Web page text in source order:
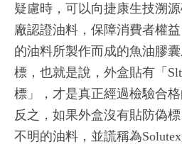
疑慮時，可以向捷康生技溯
廠認證油料，保障消費者權
的油料所製作而成的魚油膠
標，也就是說，外盒貼有「
標」，才是真正經過檢驗合格
反之，如果外盒沒有貼防偽
不明的油料，並謊稱為